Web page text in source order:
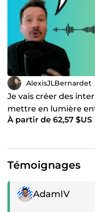
AlexisJLBernardet
Je vais créer des
mettre en lumière
freelances
À partir de 62,57 $US
Témoignages
Témoignage positif
AdamIV